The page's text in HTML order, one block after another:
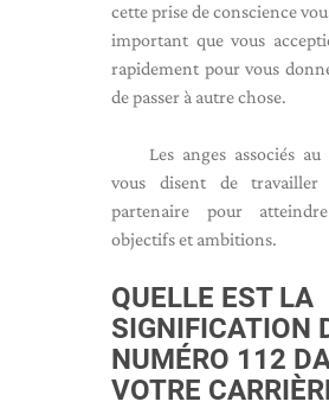
cette prise de conscience
important que vous
rapidement pour vous
de passer à autre chose.
Les anges associés au
vous disent de travailler
partenaire pour
objectifs et ambitions.
QUELLE EST LA
SIGNIFICATION
NUMÉRO 112
VOTRE